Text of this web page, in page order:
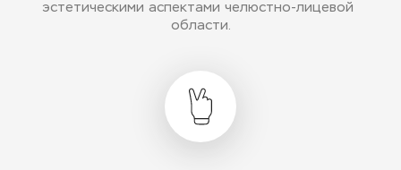
эстетическими аспектами челюстно-лицевой
области.